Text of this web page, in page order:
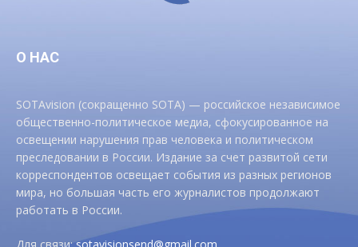
О НАС
SOTAvision (сокращенно SOTA) — российское независимое
общественно-политическое медиа, сфокусированное на
освещении нарушения прав человека и политическом
преследовании в России. Издание за счет развитой сети
корреспондентов освещает события из разных регионов
мира, но большая часть его журналистов продолжают
работать в России.